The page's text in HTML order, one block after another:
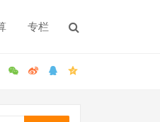
专栏